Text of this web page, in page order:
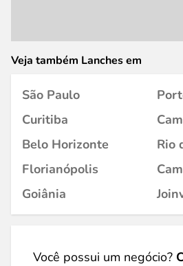
Veja também Lanches em
São Paulo
Curitiba
Belo Horizonte
Rio
Florianópolis
Goiânia
Você possui um negócio?